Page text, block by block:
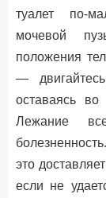
туалет по-
мочевой
положения
—
оставаясь
Лежание
это
если не